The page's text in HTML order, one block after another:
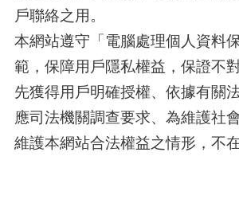
戶聯絡之用。
本網站遵守「電腦處理個人資料
範，保障用戶隱私權益，保證不
先獲得用戶明確授權、依據有關
應司法機關調查要求、為維護社
維護本網站合法權益之情形，不在